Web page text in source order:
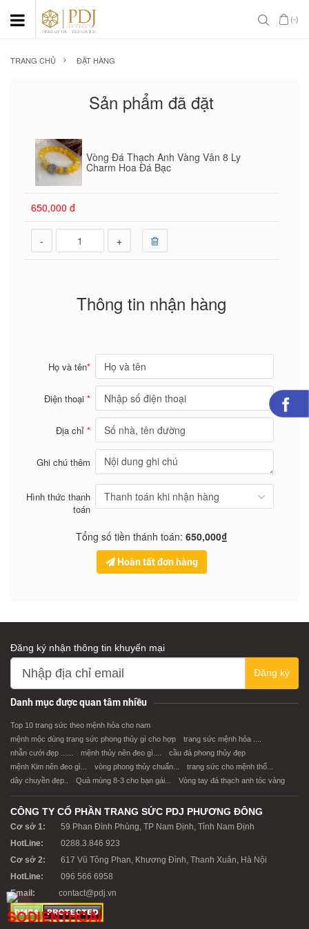
(-)
TRANG CHỦ ĐẶT HÀNG
Sản phẩm đã đặt
Vòng Đá Thạch Anh Vàng Vân 8 Ly
Charm Hoa Đá Bạc
650,000 đ
- +
Thông tin nhận hàng
Họ và tên*
Điện thoại*
Địa chỉ*
Ghi chú thêm
Hình thức thanh
toán
Tổng số tiền thánh toán: 650,000₫
Hoàn tất đơn hàng
Đăng ký nhận thông tin khuyến mại
Đăng ký
Danh mục được quan tâm nhiều
Top 10 trang sức theo mệnh hỏa cho nam
mệnh mộc dùng trang sức phong thủy gì cho hợp
trang sức mệnh hỏa ....
nhẫn cưới đẹp ......
mệnh thủy nên đeo gì....
cầu đá phong thủy đẹp
mệnh Kim nên đeo gì...
vòng phong thủy chuẩn...
trang sức cho mệnh thổ...
dây chuyền đẹp..
Quà mùng 8-3 cho bạn gái... Vòng tay đá thạch anh tóc vàng
CÔNG TY CỔ PHẦN TRANG SỨC PDJ PHƯƠNG ĐÔNG
Cơ sở 1:
59 Phan Đình Phùng, TP Nam Định, Tỉnh Nam Định
HotLine:
0288.3.846 923
Cơ sở 2:
617 Vũ Tông Phan, Khương Đình, Thanh Xuân, Hà Nội
HotLine:
096 566 6958
Email:
contact@pdj.vn